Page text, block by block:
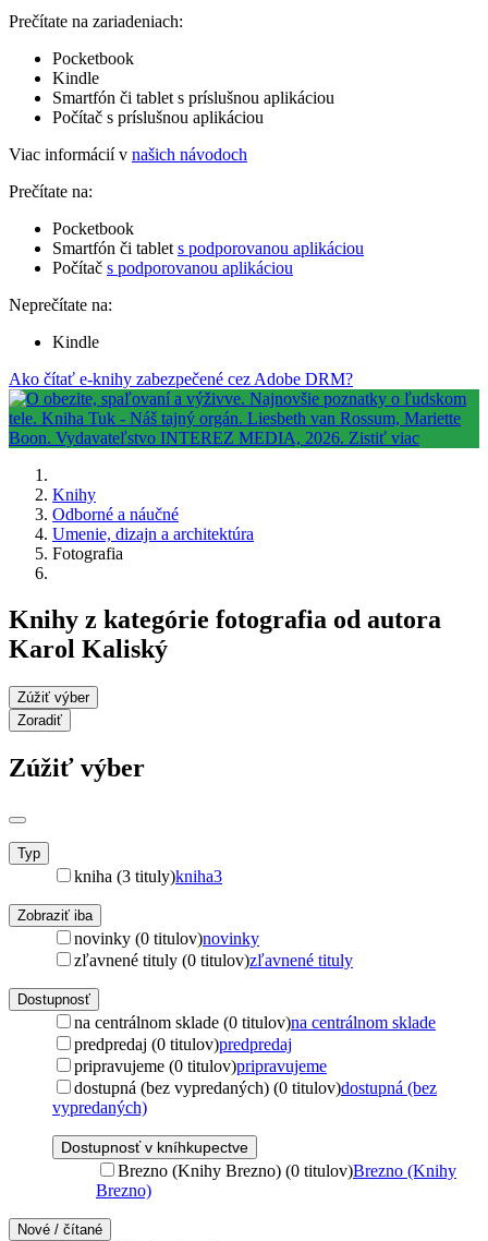
Prečítate na zariadeniach:
Pocketbook
Kindle
Smartfón či tablet s príslušnou aplikáciou
Počítač s príslušnou aplikáciou
Viac informácií v našich návodoch
Prečítate na:
Pocketbook
Smartfón či tablet s podporovanou aplikáciou
Počítač s podporovanou aplikáciou
Neprečítate na:
Kindle
Ako čítať e-knihy zabezpečené cez Adobe DRM?
Knihy
Odborné a náučné
Umenie, dizajn a architektúra
Fotografia
Knihy z kategórie fotografia od autora
Karol Kaliský
Zúžiť výber
Zoradiť
Zúžiť výber
Typ
kniha (3 tituly)kniha3
Zobraziť iba
novinky (0 titulov)novinky
zľavnené tituly (0 titulov)zľavnené tituly
Dostupnosť
na centrálnom sklade (0 titulov)na centrálnom sklade
predpredaj (0 titulov)predpredaj
pripravujeme (0 titulov)pripravujeme
dostupná (bez vypredaných) (0 titulov)dostupná (bez
vypredaných)
Dostupnosť v kníhkupectve
Brezno (Knihy Brezno) (0 titulov)Brezno (Knihy
Brezno)
Nové / čítané